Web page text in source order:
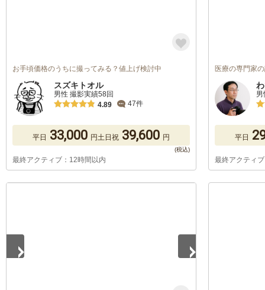
お手頃価格のうちに撮ってみる？値上げ検討中
スズキトオル
男性 撮影実績58回
4.89
47件
平日 33,000 円土日祝 39,600 円
最終アクティブ：12時間以内
医療の専門家
平日
最終アクティ